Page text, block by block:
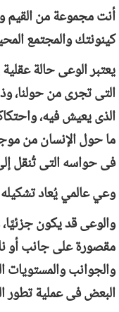
أنت مجموعة من القيم
كينونتك والمجتمع
يعتبر الوعى حالة
التى تجرى من حولنا،
الذى يعيش فيه،
ما حول الإنسان من
فى حواسه التى تُنقل
وعي عالمي يُعاد تشكيله
والوعى قد يكون جزئيًا،
مقصورة على جانب أو
والجوانب والمستويات
البعض فى عملية تطور